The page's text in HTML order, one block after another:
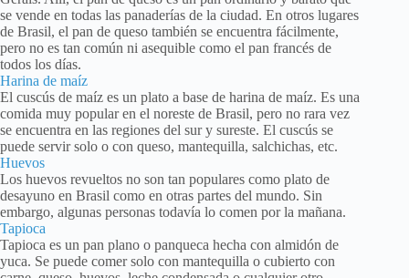
se vende en todas las panaderías de la ciudad. En otros lugares
de Brasil, el pan de queso también se encuentra fácilmente,
pero no es tan común ni asequible como el pan francés de
todos los días.
Harina de maíz
El cuscús de maíz es un plato a base de harina de maíz. Es una
comida muy popular en el noreste de Brasil, pero no rara vez
se encuentra en las regiones del sur y sureste. El cuscús se
puede servir solo o con queso, mantequilla, salchichas, etc.
Huevos
Los huevos revueltos no son tan populares como plato de
desayuno en Brasil como en otras partes del mundo. Sin
embargo, algunas personas todavía lo comen por la mañana.
Tapioca
Tapioca es un pan plano o panqueca hecha con almidón de
yuca. Se puede comer solo con mantequilla o cubierto con